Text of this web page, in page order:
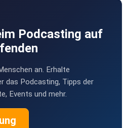
Podcasting auf
an. Erhalte
das Podcasting, Tipps der
Events und mehr.